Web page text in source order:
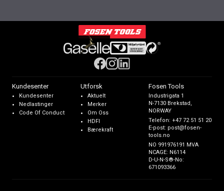
Kundesenter
Kundesenter
Nedlastinger
Code Of Conduct
Utforsk
Aktuelt
Merker
Om Oss
HDFI
Bærekraft
Fosen Tools
Industrigata 1
N-7130 Brekstad,
NORWAY
Telefon:+47 72 51 51 20
E-post: post@fosen-
tools.no
NO 991976191 MVA
NCAGE: N6114
D-U-N-S®-No:
671093366